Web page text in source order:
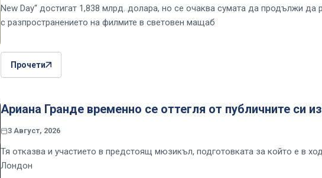
New Day“ достигат 1,838 млрд. долара, но се очаква сумата да продължи да
с разпространението на филмите в световен мащаб
Прочети
Ариана Гранде временно се оттегля от публичните си
3 Август, 2026
Тя отказва и участието в предстоящ мюзикъл, подготовката за който е в
Лондон